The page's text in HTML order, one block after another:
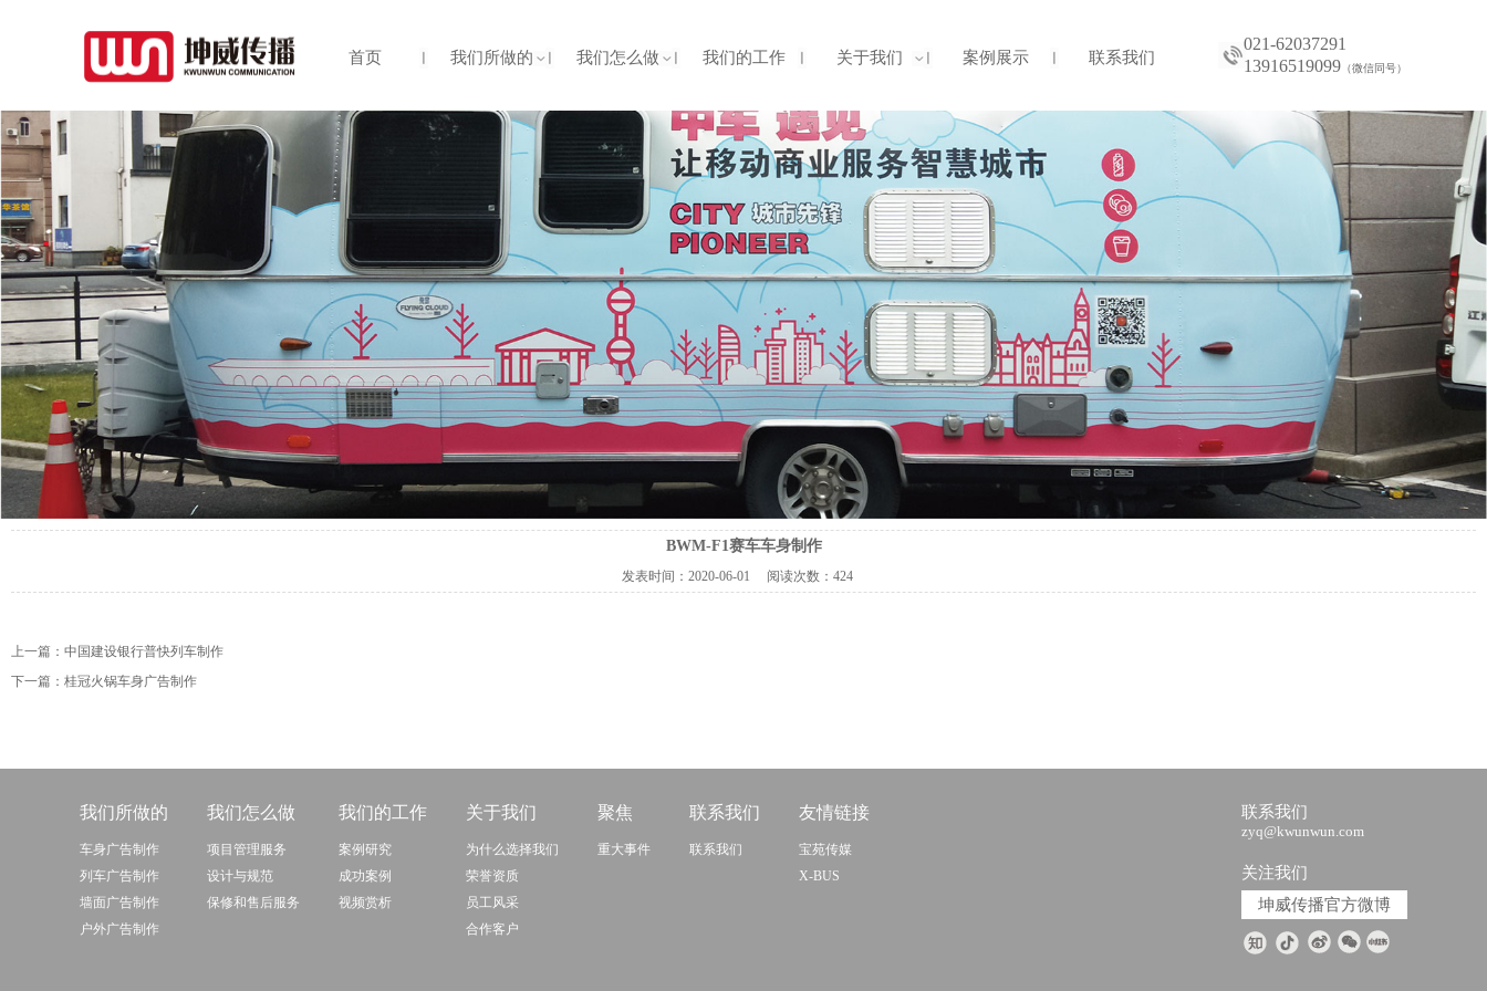
首页 我们所做的 我们怎么做 我们的工作 关于我们 案例展示 联系我们
021-62037291
13916519099 （微信同号）
BWM-F1赛车车身制作
发表时间： 2020-06-01 阅读次数： 424
上一篇： 中国建设银行普快列车制作
下一篇： 桂冠火锅车身广告制作
我们所做的
车身广告制作
列车广告制作
墙面广告制作
户外广告制作
我们怎么做
项目管理服务
设计与规范
保修和售后服务
我们的工作
案例研究
成功案例
视频赏析
关于我们
为什么选择我们
荣誉资质
员工风采
合作客户
聚焦
重大事件
联系我们
联系我们
友情链接
宝苑传媒
X-BUS
联系我们
zyq@kwunwun.com
关注我们
坤威传播官方微博